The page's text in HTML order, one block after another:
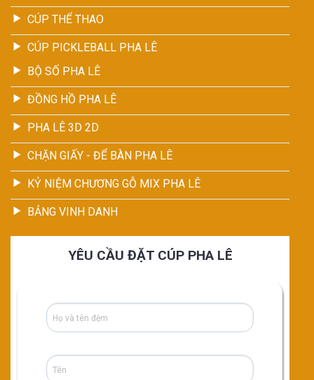
CÚP THỂ THAO
CÚP PICKLEBALL PHA LÊ
BỘ SỐ PHA LÊ
ĐỒNG HỒ PHA LÊ
PHA LÊ 3D 2D
CHẶN GIẤY - ĐỂ BÀN PHA LÊ
KỶ NIỆM CHƯƠNG GỖ MIX PHA LÊ
BẢNG VINH DANH
YÊU CẦU ĐẶT CÚP PHA LÊ